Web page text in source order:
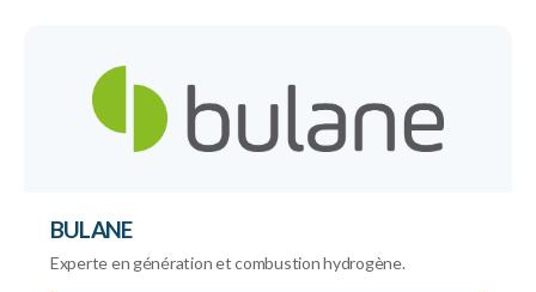
BULANE
Experte en génération et combustion hydrogène.